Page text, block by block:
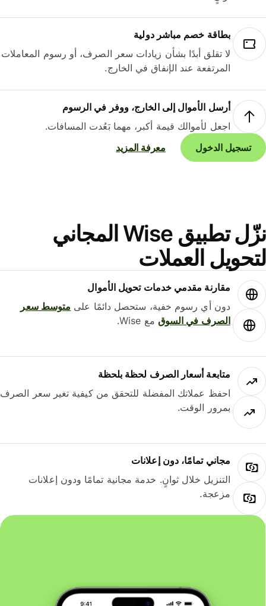
بطاقة خصم مباشر دولية
لا تقلق أبدًا بشأن زيادات سعر الصرف، أو رسوم المعاملات
المرتفعة عند الإنفاق في الخارج.
أرسل الأموال إلى الخارج، ووفر في الرسوم
اجعل لأموالك قيمة أكبر، مهما بَعُدت المسافات.
تسجيل الدخول
معرفة المزيد
نزّل تطبيق Wise المجاني
العملات
مقارنة مقدمي خدمات تحويل الأموال
دون أي رسوم خفية، ستحصل دائمًا علىمتوسط ​​سعر
الصرف في السوقمع Wise.
متابعة أسعار الصرف لحظة بلحظة
احفظ عملاتك المفضلة للتحقق من كيفية تغير سعر الصرف
بمرور الوقت.
مجاني تمامًا، دون إعلانات
التنزيل خلال ثوانٍ. خدمة مجانية تمامًا ودون إعلانات
مزعجة.